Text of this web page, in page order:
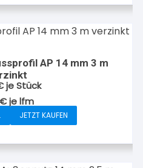
AP 14 mm 3 m
je Stück
€jelfm
JETZT KAUFEN